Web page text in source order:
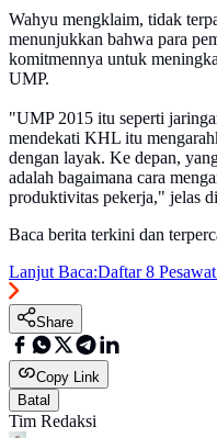
Wahyu mengklaim, tidak
menunjukkan bahwa para
komitmennya untuk
UMP.
"UMP 2015 itu seperti
mendekati KHL itu
dengan layak. Ke depan,
adalah bagaimana cara
produktivitas pekerja," jelas
Baca berita terkini dan
Lanjut Baca:Daftar 8
Share
Copy Link
Batal
Tim Redaksi